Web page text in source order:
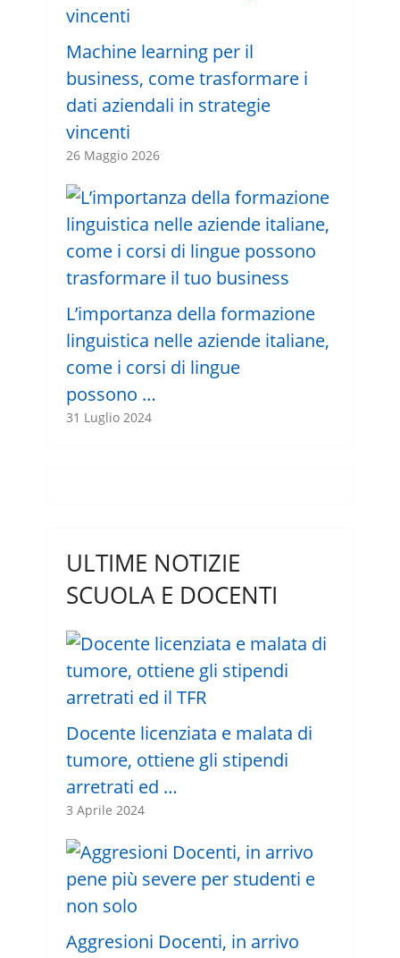
Machine learning per il
business, come trasformare i
dati aziendali in strategie
vincenti
26 Maggio 2026
L’importanza della formazione
linguistica nelle aziende italiane,
come i corsi di lingue
possono …
31 Luglio 2024
ULTIME NOTIZIE
SCUOLA E DOCENTI
Docente licenziata e malata di
tumore, ottiene gli stipendi
arretrati ed …
3 Aprile 2024
Aggresioni Docenti, in arrivo